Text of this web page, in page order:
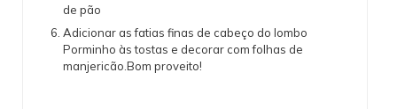
de pão
Adicionar as fatias finas de cabeço do lombo
Porminho às tostas e decorar com folhas de
manjericão.Bom proveito!